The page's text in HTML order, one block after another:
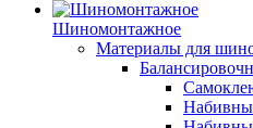
Шиномонтажное
Материалы для